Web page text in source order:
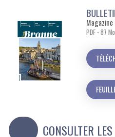
PDF - 87 Mo
CONSULTER